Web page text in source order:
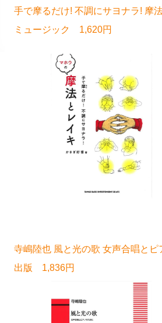
手で摩るだけ! 不調にサヨナラ! 摩
ミュージック 1,620円
寺嶋陸也 風と光の歌 女声合唱とピ
出版 1,836円